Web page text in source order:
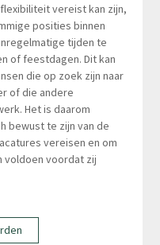
vereist kan zijn,
posities binnen
tijden te
of feestdagen. Dit kan
die op zoek zijn naar
of die andere
Het is daarom
bewust te zijn van de
vereisen en om
voldoen voordat zij